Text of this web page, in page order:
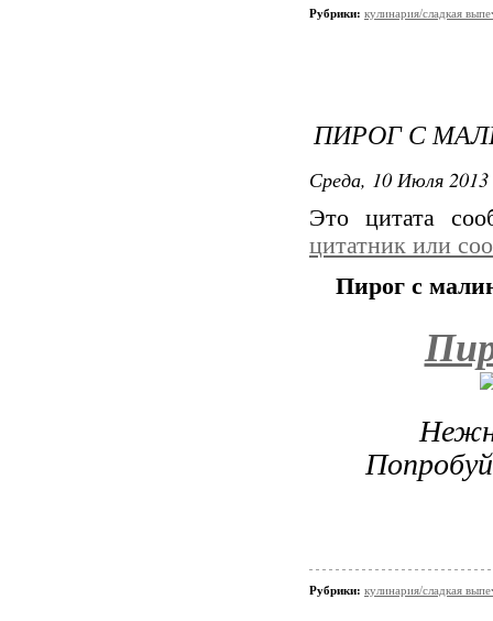
Рубрики: кулинария/сладкая
ПИРОГ С
Среда, 10 Июля
Это цитата
цитатник или
Пирог с
Рубрики: кулинария/сладкая